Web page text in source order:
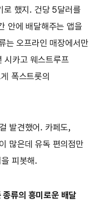
로 했지. 건당 5달러를
안에 배달해주는 앱을
는 오프라인 매장에서만
시카고 웨스트루프
폭스트롯의
발견했어. 카페도,
많은데 유독 편의점만
피봇해.
류의 흥미로운 배달